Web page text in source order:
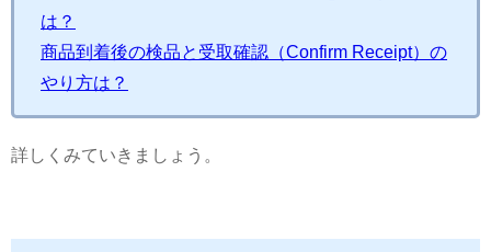
は？
商品到着後の検品と受取確認（Confirm Receipt）の
やり方は？
詳しくみていきましょう。